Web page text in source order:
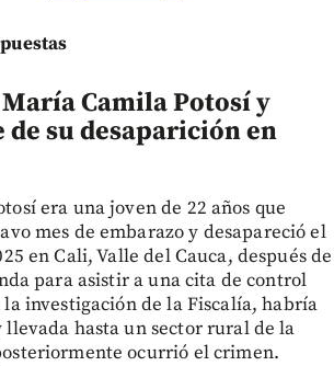
Camila Potosí y
de su desaparición en
era una joven de 22 años que
mes de embarazo y desapareció el
en Cali, Valle del Cauca, después de
para asistir a una cita de control
investigación de la Fiscalía, habría
llevada hasta un sector rural de la
ocurrió el crimen.